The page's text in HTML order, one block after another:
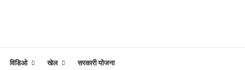
विडिओ खेल सरकारी योजना